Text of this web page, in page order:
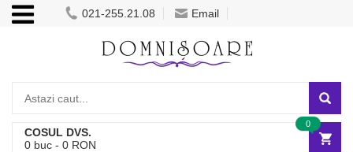
021-255.21.08 Email
COSUL DVS.
0 buc - 0 RON
0